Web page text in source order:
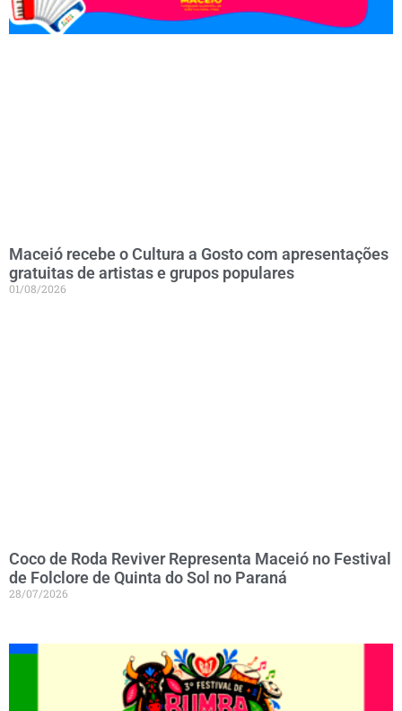
Maceió recebe o Cultura a Gosto com apresentações
gratuitas de artistas e grupos populares
01/08/2026
Coco de Roda Reviver Representa Maceió no Festival
de Folclore de Quinta do Sol no Paraná
28/07/2026